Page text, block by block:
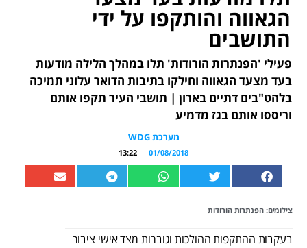
הגאווה והותקפו על ידי
התושבים
פעילי 'הפנתרות הורודות' תלו במהלך הלילה מודעות
בעד מצעד הגאווה וחילקו בתיבות הדואר עלוני תמיכה
בלהט"בים דתיים בארון | תושבי העיר תקפו אותם
וריססו אותם בגז מדמיע
מערכת WDG
01/08/2018
13:22
צילומים: הפנתרות הורודות
בעקבות ההתקפות ההולכות וגוברות מצד אישי ציבור